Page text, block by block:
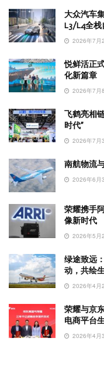
大众汽车
L3/L4全栈
2026年7月
悦鲜活正
化新篇章
2026年7月
飞鹤亮相
时代”
2026年7月
南航物流
2026年6月
荣耀携手
像新时代
2026年5月
绿途致远
动，共绘
2026年4月
荣耀与京
电商平台
2026年4月